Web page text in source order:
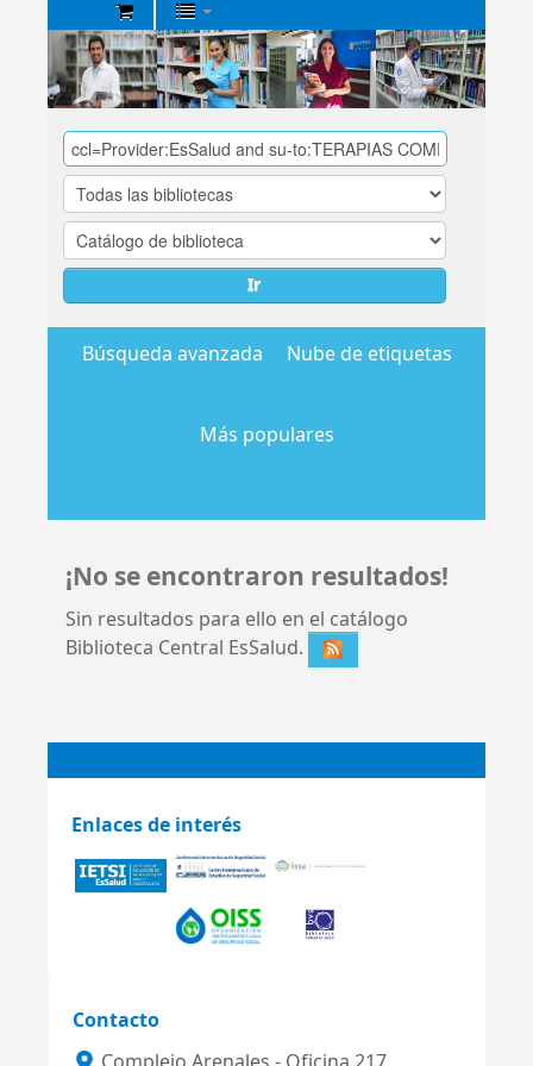
Biblioteca
Central
EsSalud
Ir
Búsqueda avanzada Nube de etiquetas
Más populares
¡No se encontraron resultados!
Sin resultados para ello en el catálogo
Biblioteca Central EsSalud.
Enlaces de interés
Contacto